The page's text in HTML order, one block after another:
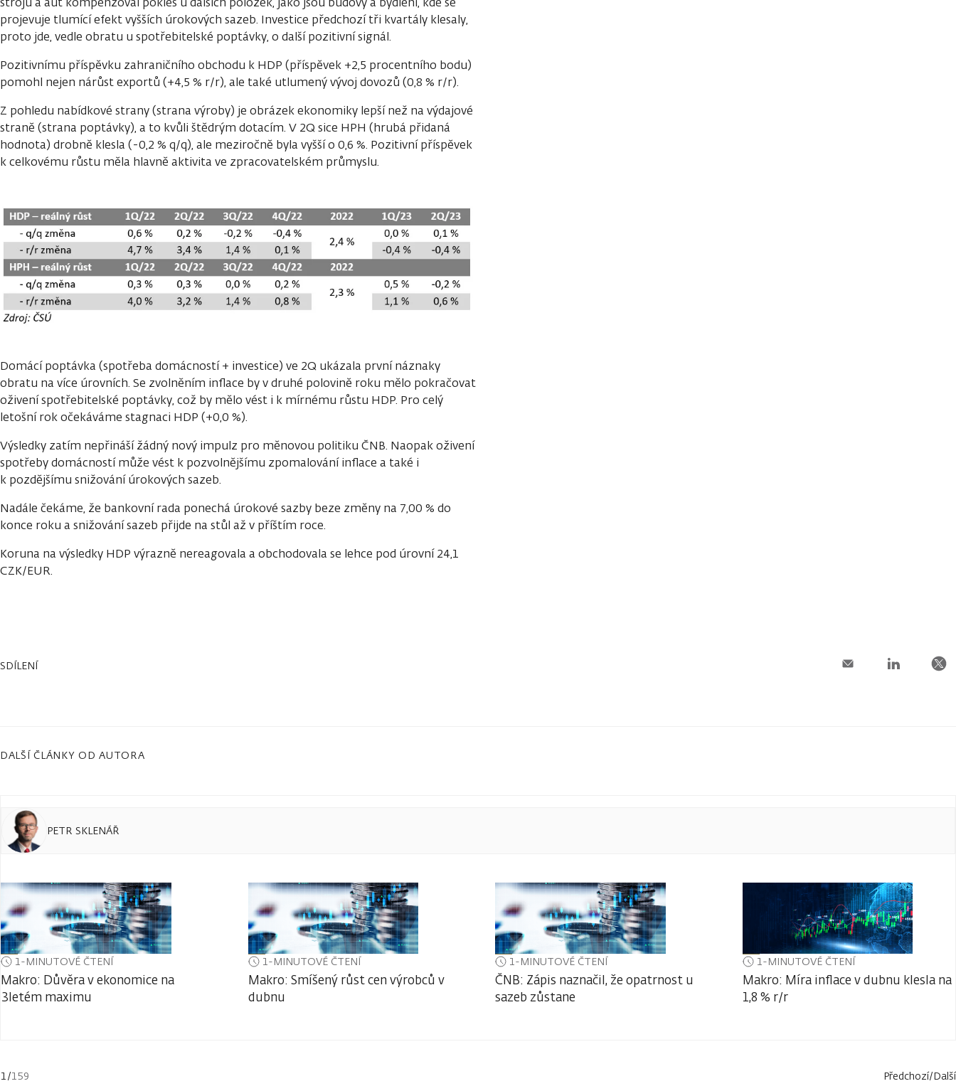
projevuje tlumící efekt vyšších úrokových sazeb. Investice předchozí tři kvartály klesaly,
proto jde, vedle obratu u spotřebitelské poptávky, o další pozitivní signál.
Pozitivnímu příspěvku zahraničního obchodu k HDP (příspěvek +2,5 procentního bodu)
pomohl nejen nárůst exportů (+4,5 % r/r), ale také utlumený vývoj dovozů (0,8 % r/r).
Z pohledu nabídkové strany (strana výroby) je obrázek ekonomiky lepší než na výdajové
straně (strana poptávky), a to kvůli štědrým dotacím. V 2Q sice HPH (hrubá přidaná
hodnota) drobně klesla (-0,2 % q/q), ale meziročně byla vyšší o 0,6 %. Pozitivní příspěvek
k celkovému růstu měla hlavně aktivita ve zpracovatelském průmyslu.
Domácí poptávka (spotřeba domácností + investice) ve 2Q ukázala první náznaky
obratu na více úrovních. Se zvolněním inflace by v druhé polovině roku mělo pokračovat
oživení spotřebitelské poptávky, což by mělo vést i k mírnému růstu HDP. Pro celý
letošní rok očekáváme stagnaci HDP (+0,0 %).
Výsledky zatím nepřináší žádný nový impulz pro měnovou politiku ČNB. Naopak oživení
spotřeby domácností může vést k pozvolnějšímu zpomalování inflace a také i
k pozdějšímu snižování úrokových sazeb.
Nadále čekáme, že bankovní rada ponechá úrokové sazby beze změny na 7,00 % do
konce roku a snižování sazeb přijde na stůl až v příštím roce.
Koruna na výsledky HDP výrazně nereagovala a obchodovala se lehce pod úrovní 24,1
CZK/EUR.
SDÍLENÍ
DALŠÍ ČLÁNKY OD AUTORA
PETR SKLENÁŘ
1-MINUTOVÉ ČTENÍ
Makro: Důvěra v ekonomice na
3letém maximu
1-MINUTOVÉ ČTENÍ
Makro: Smíšený růst cen výrobců v
dubnu
1-MINUTOVÉ ČTENÍ
ČNB: Zápis naznačil, že opatrnost u
sazeb zůstane
1-MINUTOVÉ ČTENÍ
Makro: Míra inflace v dubnu klesla na
1,8 % r/r
1 /159 Předchozí/Další